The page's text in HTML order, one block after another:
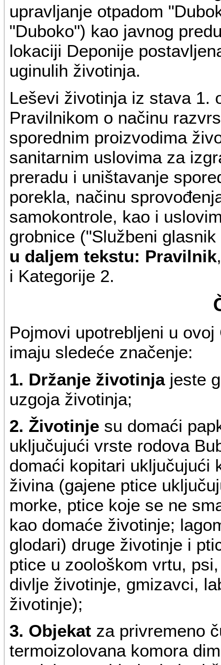
upravljanje otpadom
"Duboko") kao javnog
lokaciji Deponije
uginulih životinja.
Leševi životinja iz stava 1.
Pravilnikom o načinu
sporednim proizvodima
sanitarnim uslovima za
preradu i uništavanje
porekla, načinu
samokontrole, kao i
grobnice ("Službeni
u daljem tekstu: Pravilnik
i Kategorije 2.
Pojmovi upotrebljeni u
imaju sledeće značenje:
1. Držanje životinja jeste
uzgoja životinja;
2. Životinje su domaći
uključujući vrste rodova
domaći kopitari uključujući
živina (gajene ptice
morke, ptice koje se ne
kao domaće životinje;
glodari) druge životinje i
ptice u zoološkom vrtu,
divlje životinje, gmizavci,
životinje);
3. Objekat za privremeno
termoizolovana komora